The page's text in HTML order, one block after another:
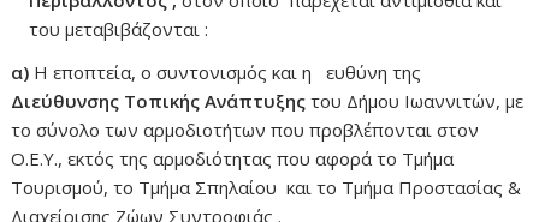
του μεταβιβάζονται :
α) Η εποπτεία, ο συντονισμός και η ευθύνη της
Διεύθυνσης Τοπικής Ανάπτυξης του Δήμου Ιωαννιτών, με
το σύνολο των αρμοδιοτήτων που προβλέπονται στον
Ο.Ε.Υ., εκτός της αρμοδιότητας που αφορά το Τμήμα
Τουρισμού, το Τμήμα Σπηλαίου και το Τμήμα Προστασίας &
Διαχείρισης Ζώων Συντροφιάς .